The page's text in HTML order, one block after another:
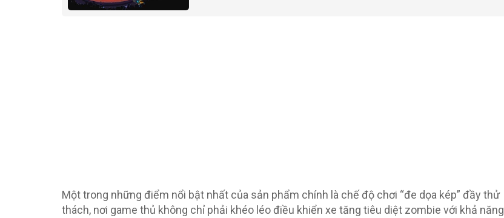
Một trong những điểm nổi bật nhất của sản phẩm chính là chế độ chơi “đe dọa kép” đầy thử
thách, nơi game thủ không chỉ phải khéo léo điều khiển xe tăng tiêu diệt zombie với khả năng